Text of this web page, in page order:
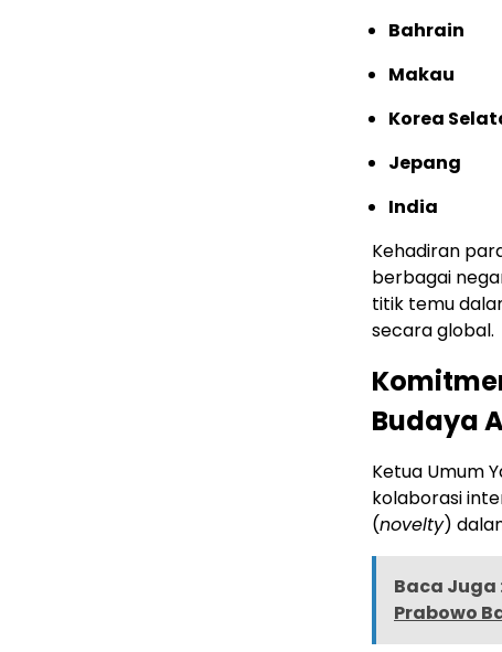
Bahrain
Makau
Korea
Jepang
India
Kehadiran
berbagai
titik temu
secara global.
Budaya
Ketua Umum
kolaborasi
(novelty)
Baca Juga
Prabowo